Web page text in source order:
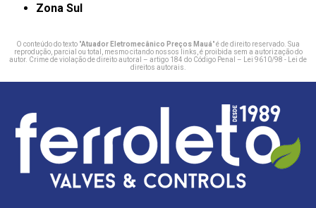
Zona Sul
O conteúdo do texto "Atuador Eletromecânico Preços Mauá" é de direito reservado. Sua
reprodução, parcial ou total, mesmo citando nossos links, é proibida sem a autorização do
autor. Crime de violação de direito autoral – artigo 184 do Código Penal –
Lei 9610/98 - Lei de
direitos autorais